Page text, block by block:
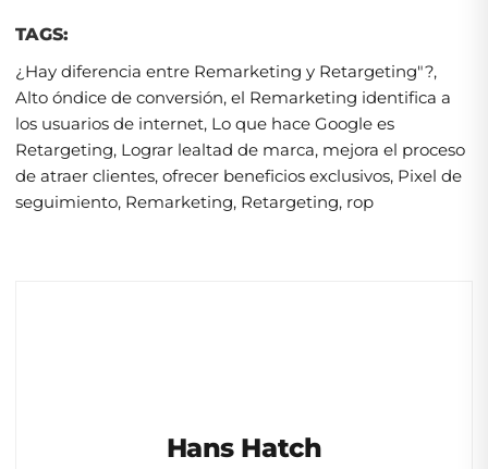
TAGS:
¿Hay diferencia entre Remarketing y Retargeting"?,
Alto óndice de conversión, el Remarketing identifica a
los usuarios de internet, Lo que hace Google es
Retargeting, Lograr lealtad de marca, mejora el proceso
de atraer clientes, ofrecer beneficios exclusivos, Pixel de
seguimiento, Remarketing, Retargeting, rop
Hans Hatch